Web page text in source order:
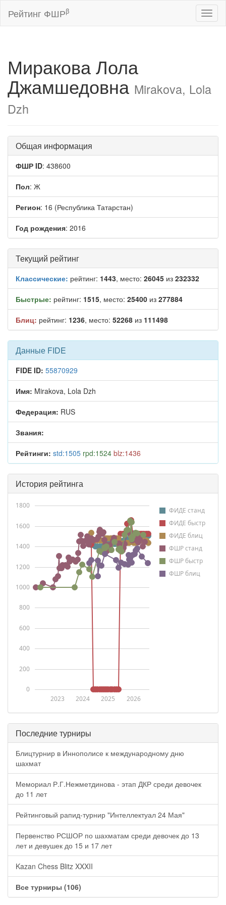
Рейтинг ФШРβ
Миракова Лола
Джамшедовна Mirakova, Lola
Dzh
Общая информация
ФШР ID: 438600
Пол: Ж
Регион: 16 (Республика Татарстан)
Год рождения: 2016
Текущий рейтинг
Классические: рейтинг: 1443, место: 26045 из 232332
Быстрые: рейтинг: 1515, место: 25400 из 277884
Блиц: рейтинг: 1236, место: 52268 из 111498
Данные FIDE
FIDE ID: 55870929
Имя: Mirakova, Lola Dzh
Федерация: RUS
Звания:
Рейтинги: std:1505 rpd:1524 blz:1436
История рейтинга
ФИДЕ станд
ФИДЕ быстр
ФИДЕ блиц
ФШР станд
ФШР быстр
ФШР блиц
2023 2024 2025 2026
0
200
400
600
800
1000
1200
1400
1600
1800
Последние турниры
Блицтурнир в Иннополисе к международному дню
шахмат
Мемориал Р.Г.Нежметдинова - этап ДКР среди девочек
до 11 лет
Рейтинговый рапид-турнир "Интеллектуал 24 Мая"
Первенство РСШОР по шахматам среди девочек до 13
лет и девушек до 15 и 17 лет
Kazan Chess Blitz XXXII
Все турниры (106)